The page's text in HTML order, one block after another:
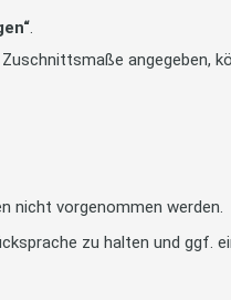
angegeben,
nicht vorgenommen werden.
zu halten und ggf.